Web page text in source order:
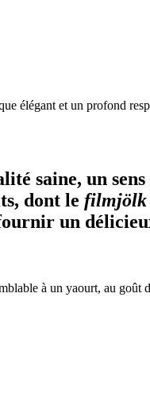
élégant et un profond
saine, un
dont le filmjölk
un
à un yaourt, au goût